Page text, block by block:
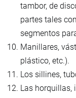
tambor, de
partes tales
segmentos
Manillares,
plástico, etc.).
Los sillines,
Las horquillas,